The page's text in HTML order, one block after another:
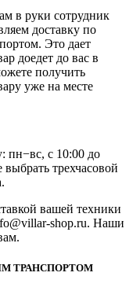
в руки сотрудник
доставку по
Это дает
доедет до вас в
получить
уже на месте
пн−вс, с 10:00 до
трехчасовой
вашей техники
shop.ru. Наши
ТРАНСПОРТОМ